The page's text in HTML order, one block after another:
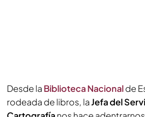
Desde la Biblioteca Nacionalde
rodeada de libros, laJefa del